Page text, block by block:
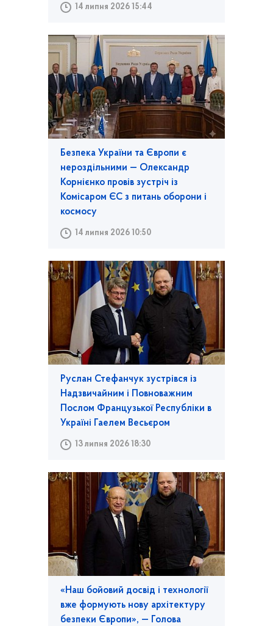
14 липня 2026 15:44
Безпека України та Європи є
нероздільними — Олександр
Корнієнко провів зустріч із
Комісаром ЄС з питань оборони і
космосу
14 липня 2026 10:50
Руслан Стефанчук зустрівся із
Надзвичайним і Повноважним
Послом Французької Республіки в
Україні Гаелем Весьєром
13 липня 2026 18:30
«Наш бойовий досвід і технології
вже формують нову архітектуру
безпеки Європи», — Голова